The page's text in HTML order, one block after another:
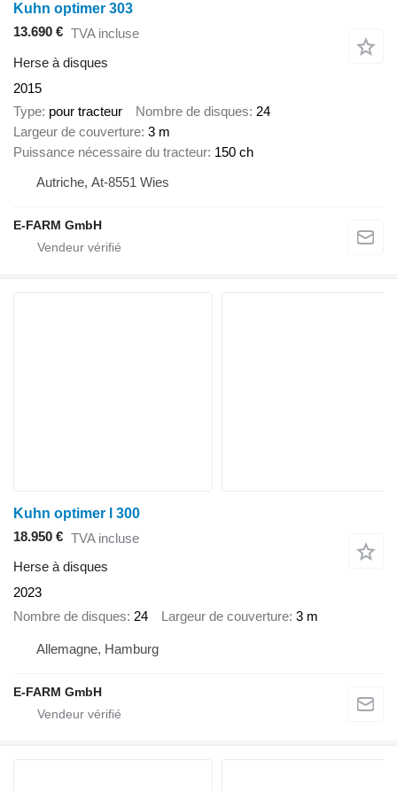
Kuhn optimer 303
13.690 € TVA incluse
Herse à disques
2015
Type pour tracteur Nombre de disques 24
Largeur de couverture 3 m
Puissance nécessaire du tracteur 150 ch
Autriche, At-8551 Wies
E-FARM GmbH
Kuhn optimer l 300
18.950 € TVA incluse
Herse à disques
2023
Nombre de disques 24 Largeur de couverture 3 m
Allemagne, Hamburg
E-FARM GmbH